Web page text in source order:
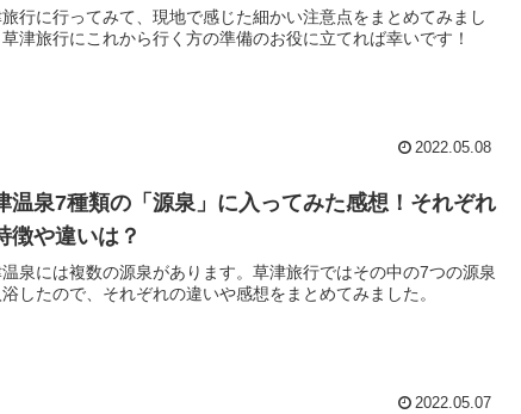
行に行ってみて、現地で感じた細かい注意点をまとめてみまし
津旅行にこれから行く方の準備のお役に立てれば幸いです！
2022.05.08
温泉7種類の「源泉」に入ってみた感想！それぞれ
徴や違いは？
泉には複数の源泉があります。草津旅行ではその中の7つの源泉
したので、それぞれの違いや感想をまとめてみました。
2022.05.07